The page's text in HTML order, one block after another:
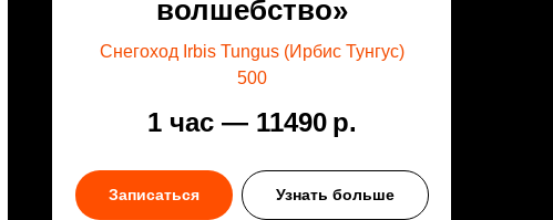
волшебство»
Снегоход Irbis Tungus (Ирбис Тунгус)
500
1 час — 11490 р.
Записаться Узнать больше